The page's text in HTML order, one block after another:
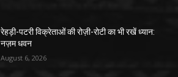
रेहड़ी-पटरी विक्रेताओं की रोज़ी-रोटी का भी रखें ध्यान:
नज़म धवन
August 6, 2026